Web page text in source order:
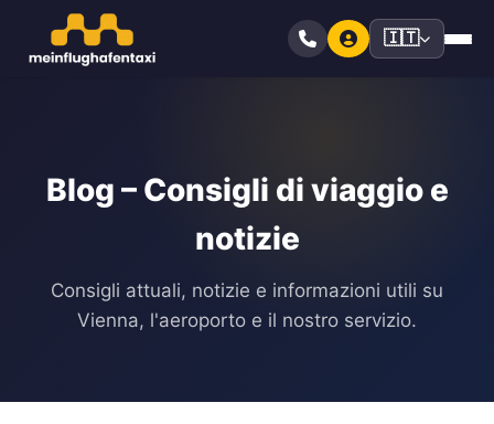
🇮🇹
Blog – Consigli di viaggio e
notizie
Consigli attuali, notizie e informazioni utili su
Vienna, l'aeroporto e il nostro servizio.